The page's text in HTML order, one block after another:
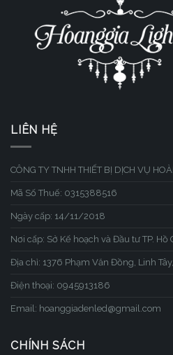
LIÊN HỆ
CÔNG TY TNHH THIẾT BỊ DỊCH VỤ
Mã Số Thuế: 0315388516
Ngày cấp: 14/11/2018
Nơi cấp: Sở Kế hoạch và Đầu tư TP. Hồ
Địa chỉ: 1376 Phạm Văn Đồng, Linh
Điện thoại: 0945913186
Email: hoanggiadenled@gmail.com
CHÍNH SÁCH